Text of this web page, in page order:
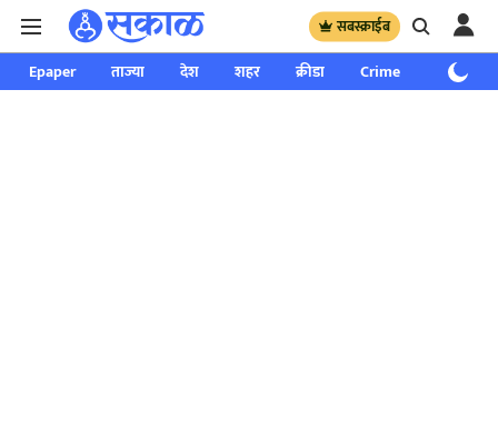
सबस्क्राईब
Epaper ताज्या देश शहर क्रीडा Crime साप्ताहिक